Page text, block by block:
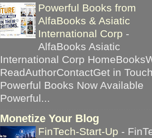
Powerful Books from
AlfaBooks & Asiatic
International Corp -
AlfaBooks Asiatic
International Corp
ReadAuthorContactGet in
Powerful Books Now Available
Powerful...
Monetize Your Blog
FinTech-Start-Up -